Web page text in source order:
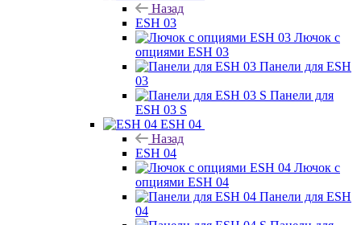
Назад
ESH 03
Лючок с
опциями ESH 03
Панели для ESH
03
Панели для
ESH 03 S
ESH 04
Назад
ESH 04
Лючок с
опциями ESH 04
Панели для ESH
04